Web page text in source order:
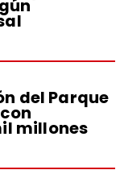
del Parque
millones